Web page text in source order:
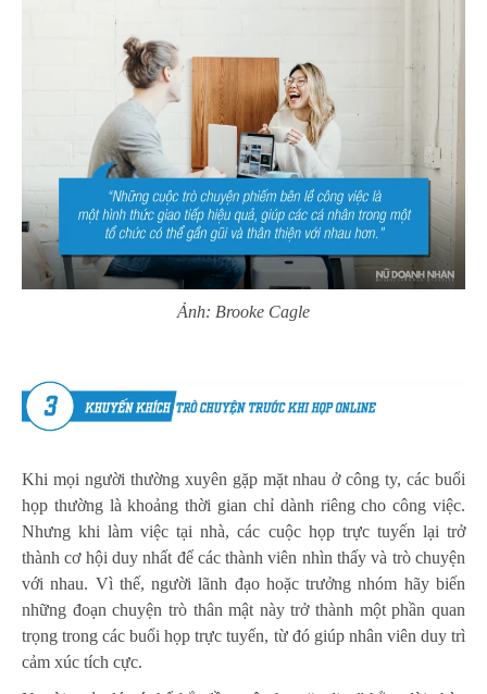
Ảnh: Brooke Cagle
Khi mọi người thường xuyên gặp mặt nhau ở công ty, các buổi
họp thường là khoảng thời gian chỉ dành riêng cho công việc.
Nhưng khi làm việc tại nhà, các cuộc họp trực tuyến lại trở
thành cơ hội duy nhất để các thành viên nhìn thấy và trò chuyện
với nhau. Vì thế, người lãnh đạo hoặc trưởng nhóm hãy biến
những đoạn chuyện trò thân mật này trở thành một phần quan
trọng trong các buổi họp trực tuyến, từ đó giúp nhân viên duy trì
cảm xúc tích cực.